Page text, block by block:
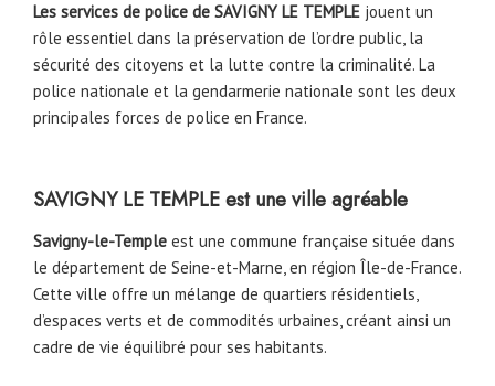
Les services de police de SAVIGNY LE TEMPLE jouent un
rôle essentiel dans la préservation de l’ordre public, la
sécurité des citoyens et la lutte contre la criminalité. La
police nationale et la gendarmerie nationale sont les deux
principales forces de police en France.
SAVIGNY LE TEMPLEest une ville agréable
Savigny-le-Temple est une commune française située dans
le département de Seine-et-Marne, en région Île-de-France.
Cette ville offre un mélange de quartiers résidentiels,
d’espaces verts et de commodités urbaines, créant ainsi un
cadre de vie équilibré pour ses habitants.